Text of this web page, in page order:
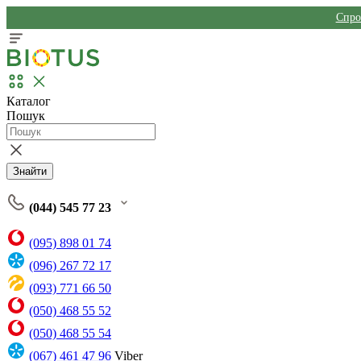
Каталог
Пошук
Знайти
(044) 545 77 23
(095) 898 01 74
(096) 267 72 17
(093) 771 66 50
(050) 468 55 52
(050) 468 55 54
(067) 461 47 96 Viber